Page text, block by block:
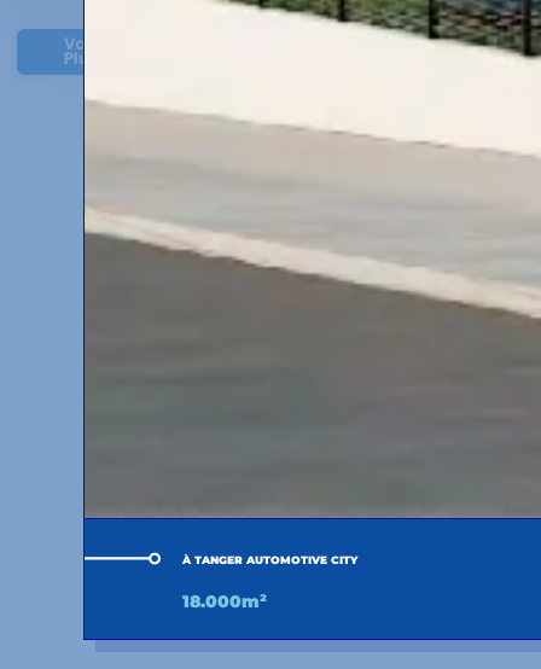
Voir
Plus
À TANGER AUTOMOTIVE CITY
18.000m²